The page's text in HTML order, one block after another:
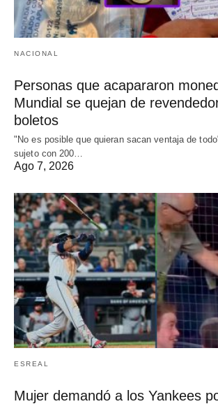
NACIONAL
Personas que acapararon
Mundial se quejan de
boletos
"No es posible que quieran sacan ventaja de
sujeto con 200…
Ago 7, 2026
ESREAL
Mujer demandó a los Yankees